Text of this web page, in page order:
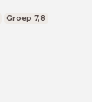
Groep 7,8